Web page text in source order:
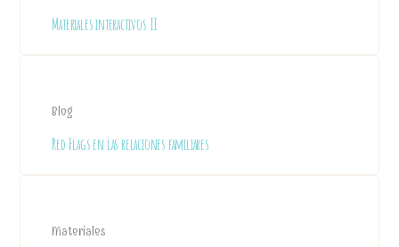
Materiales interactivos II
Blog
Red Flags en las relaciones familiares
Materiales